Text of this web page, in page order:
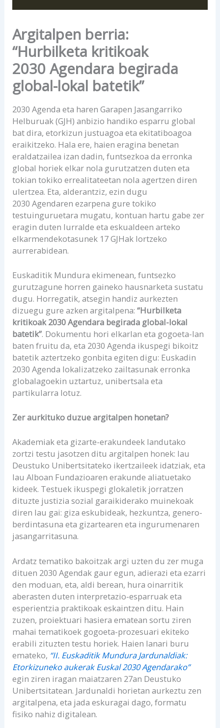
Argitalpen berria:
“Hurbilketa kritikoak
2030 Agendara begirada
global-lokal batetik”
2030 Agenda eta haren Garapen Jasangarriko
Helburuak (GJH) anbizio handiko esparru global
bat dira, etorkizun justuagoa eta ekitatiboagoa
eraikitzeko. Hala ere, haien eragina benetan
eraldatzailea izan dadin, funtsezkoa da erronka
global horiek elkar nola gurutzatzen duten eta
tokian tokiko errealitateetan nola agertzen diren
ulertzea. Eta, alderantziz, ezin dugu
2030 Agendaren ezarpena gure tokiko
testuinguruetara mugatu, kontuan hartu gabe zer
eragin duten lurralde eta eskualdeen arteko
elkarmendekotasunek 17 GJHak lortzeko
aurrerabidean.
Euskaditik Mundura ekimenean, funtsezko
gurutzagune horren gaineko hausnarketa sustatu
dugu. Horregatik, atsegin handiz aurkezten
dizuegu gure azken argitalpena:“Hurbilketa
kritikoak 2030 Agendara begirada global-lokal
batetik”. Dokumentu hori elkarlan eta gogoeta-lan
baten fruitu da, eta 2030 Agenda ikuspegi bikoitz
batetik aztertzeko gonbita egiten digu: Euskadin
2030 Agenda lokalizatzeko zailtasunak erronka
globalagoekin uztartuz, unibertsala eta
partikularra lotuz.
Zer aurkituko duzue argitalpen honetan?
Akademiak eta gizarte-erakundeek landutako
zortzi testu jasotzen ditu argitalpen honek: lau
Deustuko Unibertsitateko ikertzaileek idatziak, eta
lau Alboan Fundazioaren erakunde aliatuetako
kideek. Testuek ikuspegi glokaletik jorratzen
dituzte justizia sozial garaikiderako muinekoak
diren lau gai: giza eskubideak, hezkuntza, genero-
berdintasuna eta gizartearen eta ingurumenaren
jasangarritasuna.
Ardatz tematiko bakoitzak argi uzten du zer muga
dituen 2030 Agendak gaur egun, adierazi eta ezarri
den moduan, eta, aldi berean, hura oinarritik
aberasten duten interpretazio-esparruak eta
esperientzia praktikoak eskaintzen ditu. Hain
zuzen, proiektuari hasiera ematean sortu ziren
mahai tematikoek gogoeta-prozesuari ekiteko
erabili zituzten testu horiek. Haien lanari buru
emateko, “II. Euskaditik Mundura Jardunaldiak:
Etorkizuneko aukerak Euskal 2030 Agendarako”
egin ziren iragan maiatzaren 27an Deustuko
Unibertsitatean. Jardunaldi horietan aurkeztu zen
argitalpena, eta jada eskuragai dago, formatu
fisiko nahiz digitalean.